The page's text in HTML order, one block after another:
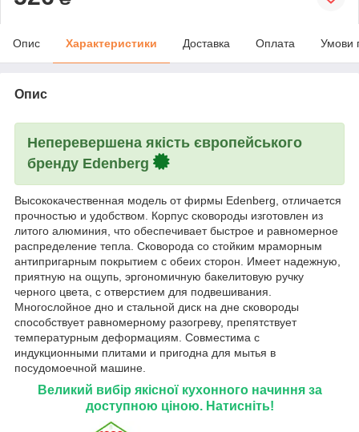
Опис Характеристики Доставка Оплата Умови
Опис
Неперевершена якість європейського
бренду Edenberg
Высококачественная модель от фирмы Edenberg, отличается
прочностью и удобством. Корпус сковороды изготовлен из
литого алюминия, что обеспечивает быстрое и равномерное
распределение тепла. Сковорода со стойким мраморным
антипригарным покрытием с обеих сторон. Имеет надежную,
приятную на ощупь, эргономичную бакелитовую ручку
черного цвета, с отверстием для подвешивания.
Многослойное дно и стальной диск на дне сковороды
способствует равномерному разогреву, препятствует
температурным деформациям. Совместима с
индукционными плитами и пригодна для мытья в
посудомоечной машине.
Великий вибір якісної кухонного начиння за
доступною ціною. Натисніть!